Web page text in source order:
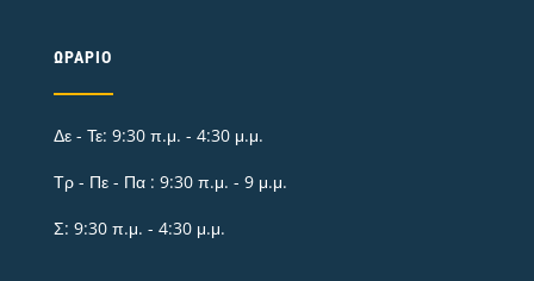
ΩΡΆΡΙΟ
Δε - Τε: 9:30 π.μ. - 4:30 μ.μ.
Τρ - Πε - Πα : 9:30 π.μ. - 9 μ.μ.
Σ: 9:30 π.μ. - 4:30 μ.μ.